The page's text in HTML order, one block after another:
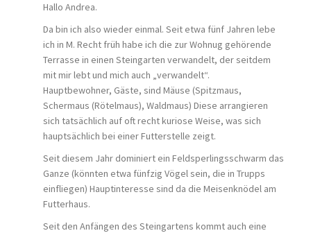
Hallo Andrea.
Da bin ich also wieder einmal. Seit etwa fünf Jahren lebe
ich in M. Recht früh habe ich die zur Wohnug gehörende
Terrasse in einen Steingarten verwandelt, der seitdem
mit mir lebt und mich auch „verwandelt“.
Hauptbewohner, Gäste, sind Mäuse (Spitzmaus,
Schermaus (Rötelmaus), Waldmaus) Diese arrangieren
sich tatsächlich auf oft recht kuriose Weise, was sich
hauptsächlich bei einer Futterstelle zeigt.
Seit diesem Jahr dominiert ein Feldsperlingsschwarm das
Ganze (könnten etwa fünfzig Vögel sein, die in Trupps
einfliegen) Hauptinteresse sind da die Meisenknödel am
Futterhaus.
Seit den Anfängen des Steingartens kommt auch eine